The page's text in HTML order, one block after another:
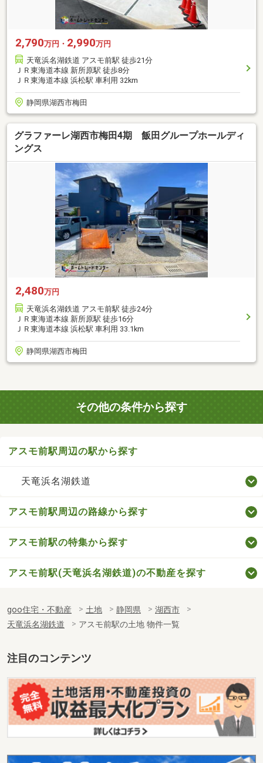
2,790万円・ 2,990万円
天竜浜名湖鉄道 アスモ前駅 徒歩21分
ＪＲ東海道本線 新所原駅 徒歩8分
ＪＲ東海道本線 浜松駅 車利用 32km
静岡県湖西市梅田
グラファーレ湖西市梅田4期 飯田グループホールディ
ングス
2,480万円
天竜浜名湖鉄道 アスモ前駅 徒歩24分
ＪＲ東海道本線 新所原駅 徒歩16分
ＪＲ東海道本線 浜松駅 車利用 33.1km
静岡県湖西市梅田
その他の条件から探す
アスモ前駅周辺の駅から探す
天竜浜名湖鉄道
アスモ前駅周辺の路線から探す
アスモ前駅の特集から探す
アスモ前駅(天竜浜名湖鉄道)の不動産を探す
goo住宅・不動産 土地 静岡県
湖西市
天竜浜名湖鉄道
アスモ前駅の土地 物件一覧
注目のコンテンツ